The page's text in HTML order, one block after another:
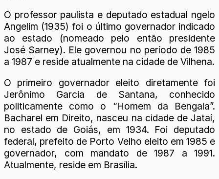
O professor paulista e deputado estadual ngelo
Angelim (1935) foi o último governador indicado
ao estado (nomeado pelo então presidente
José Sarney). Ele governou no período de 1985
a 1987 e reside atualmente na cidade de Vilhena.
O primeiro governador eleito diretamente foi
Jerônimo Garcia de Santana, conhecido
politicamente como o “Homem da Bengala”.
Bacharel em Direito, nasceu na cidade de Jataí,
no estado de Goiás, em 1934. Foi deputado
federal, prefeito de Porto Velho eleito em 1985 e
governador, com mandato de 1987 a 1991.
Atualmente, reside em Brasília.